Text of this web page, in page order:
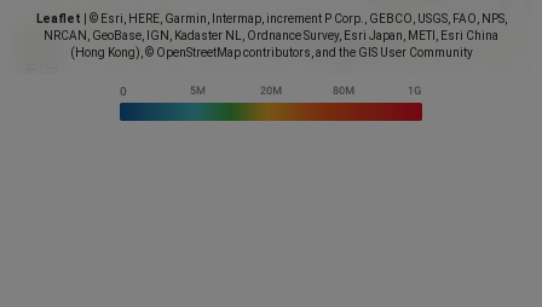
Leaflet
© Esri, HERE, Garmin, Intermap, increment P Corp., GEBCO, USGS, FAO, NPS,
NRCAN, GeoBase, IGN, Kadaster NL, Ordnance Survey, Esri Japan, METI, Esri China
(Hong Kong), © OpenStreetMap contributors, and the GIS User Community